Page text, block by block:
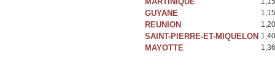
GUYANE
REUNION
SAINT-PIERRE-ET-MIQUELON
MAYOTTE